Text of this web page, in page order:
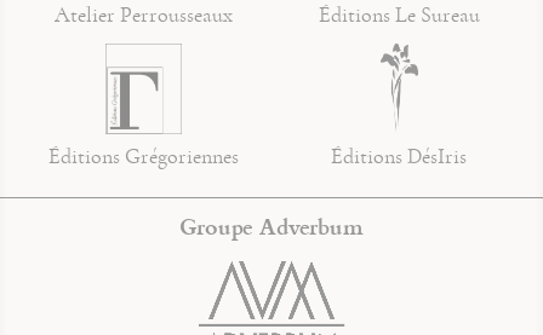
Atelier Perrousseaux Éditions Le Sureau
Éditions Grégoriennes Éditions DésIris
Groupe Adverbum